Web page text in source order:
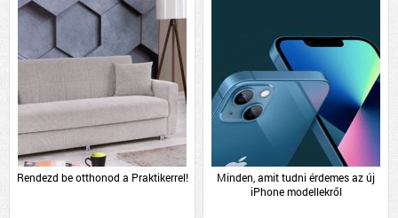
Rendezd be otthonod a Praktikerrel!
Minden, amit tudni érdemes az új
iPhone modellekről